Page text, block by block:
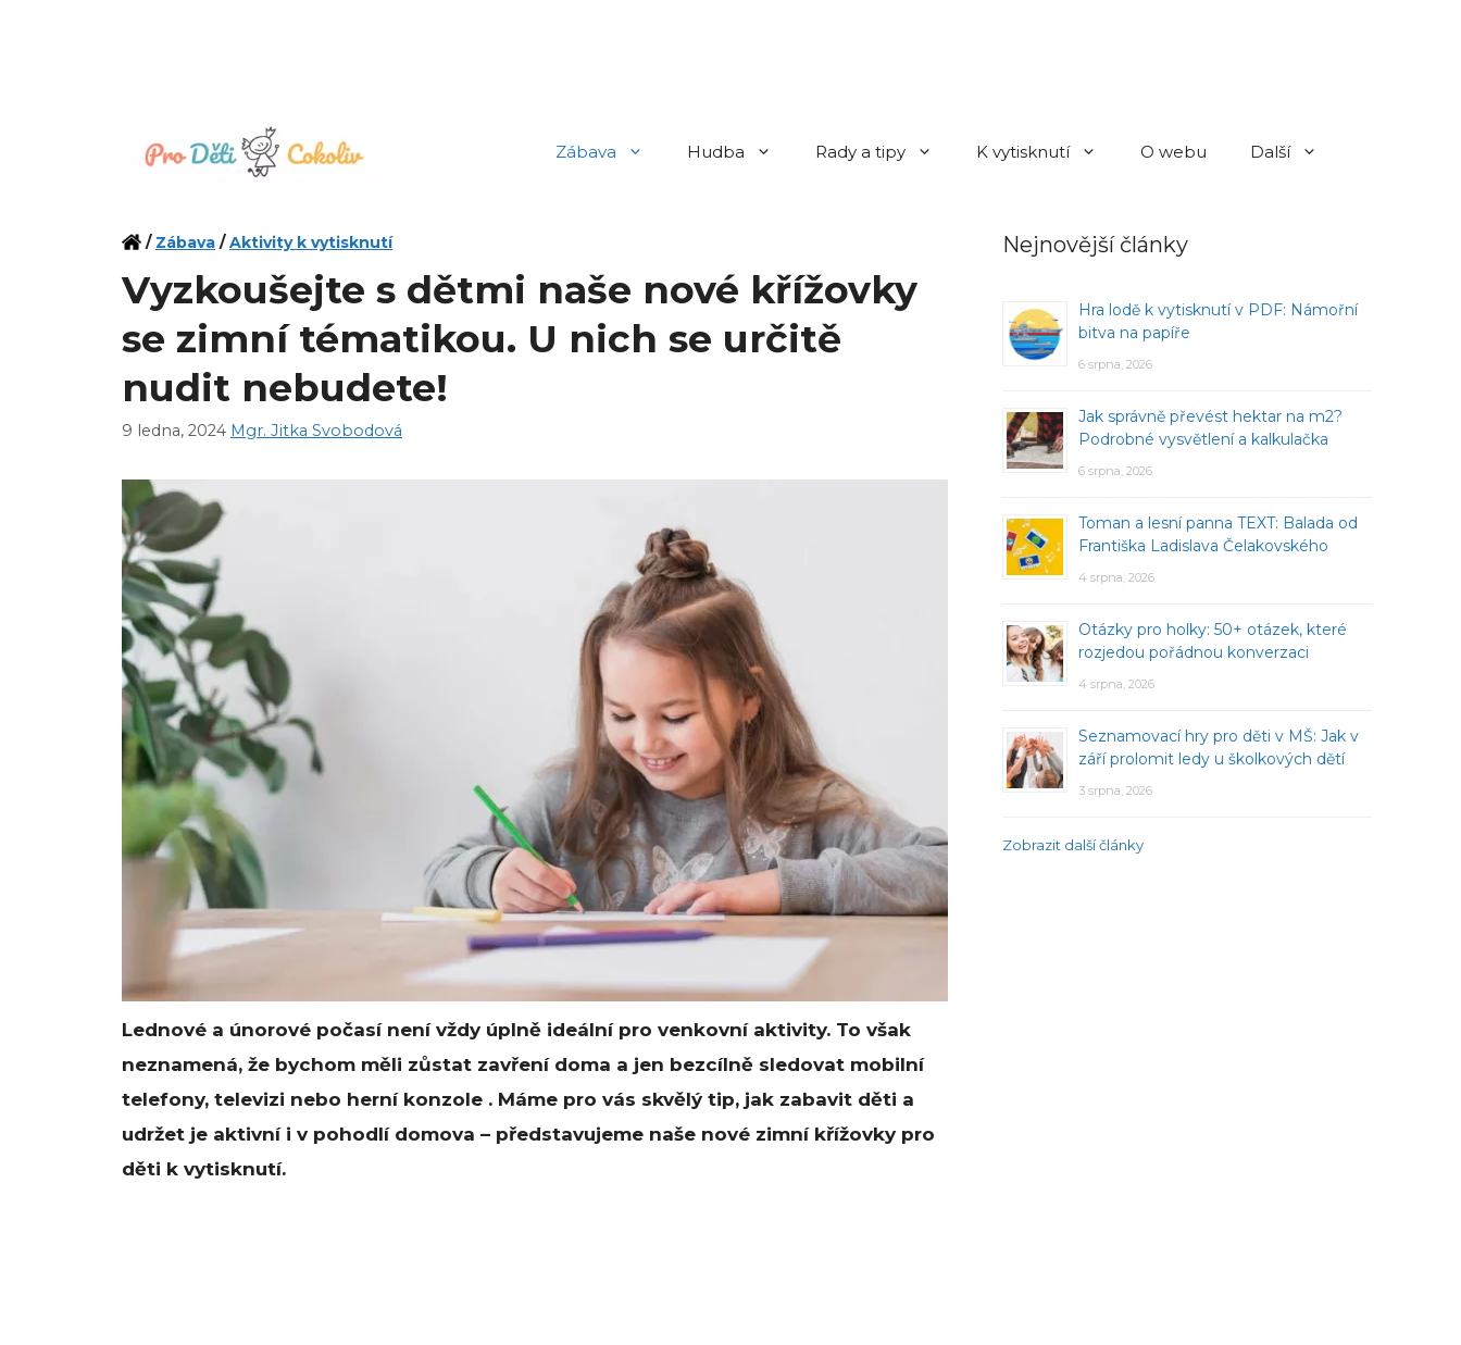
Zábava Hudba Rady a tipy K vytisknutí O webu Další
/ Zábava /Aktivity k vytisknutí
Vyzkoušejte s dětmi naše nové křížovky
se zimní tématikou. U nich se určitě
nudit nebudete!
9 ledna, 2024 Mgr. Jitka Svobodová
Lednové a únorové počasí není vždy úplně ideální pro venkovní aktivity. To však
neznamená, že bychom měli zůstat zavření doma a jen bezcílně sledovat mobilní
telefony, televizi nebo herní konzole . Máme pro vás skvělý tip, jak zabavit děti a
udržet je aktivní i v pohodlí domova – představujeme naše nové zimní křížovky pro
děti k vytisknutí.
Nejnovější články
Hra lodě k vytisknutí v PDF: Námořní
bitva na papíře
6 srpna, 2026
Jak správně převést hektar na m2?
Podrobné vysvětlení a kalkulačka
6 srpna, 2026
Toman a lesní panna TEXT: Balada od
Františka Ladislava Čelakovského
4 srpna, 2026
Otázky pro holky: 50+ otázek, které
rozjedou pořádnou konverzaci
4 srpna, 2026
Seznamovací hry pro děti v MŠ: Jak v
září prolomit ledy u školkových dětí
3 srpna, 2026
Zobrazit další články